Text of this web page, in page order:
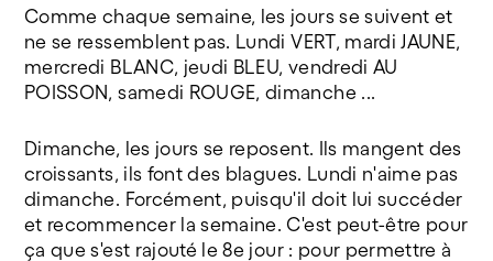
©Jeanne Bidlot
Comme chaque semaine, les jours se suivent et
ne se ressemblent pas. Lundi VERT, mardi JAUNE,
mercredi BLANC, jeudi BLEU, vendredi AU
POISSON, samedi ROUGE, dimanche ...
Dimanche, les jours se reposent. Ils mangent des
croissants, ils font des blagues. Lundi n'aime pas
dimanche. Forcément, puisqu'il doit lui succéder
et recommencer la semaine. C'est peut-être pour
ça que s'est rajouté le 8e jour : pour permettre à